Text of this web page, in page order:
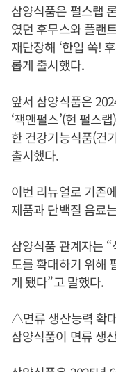
삼양식품은 펄스랩
였던 후무스와 플랜
재단장해 ‘한입 쏙!
롭게 출시했다.
앞서 삼양식품은
‘잭앤펄스’(현 펄스
한 건강기능식품(건
출시했다.
이번 리뉴얼로 기존
제품과 단백질 음료
삼양식품 관계자는
도를 확대하기 위해
게 됐다”고 말했다.
△면류 생산능력 확
삼양식품이 면류 생